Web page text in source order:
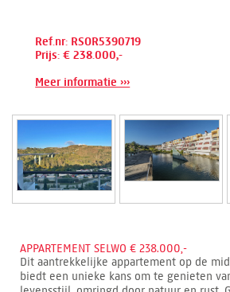
Ref.nr: RSOR5390719
Prijs: € 238.000,-
Meer informatie ›››
APPARTEMENT SELWO € 238.000,-
Dit aantrekkelijke appartement op de
biedt een unieke kans om te genieten